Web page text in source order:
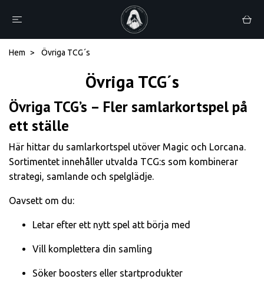
Hem Övriga TCG´s
Övriga TCG´s
Övriga TCG’s – Fler samlarkortspel på
ett ställe
Här hittar du samlarkortspel utöver Magic och Lorcana.
Sortimentet innehåller utvalda TCG:s som kombinerar
strategi, samlande och spelglädje.
Oavsett om du:
Letar efter ett nytt spel att börja med
Vill komplettera din samling
Söker boosters eller startprodukter